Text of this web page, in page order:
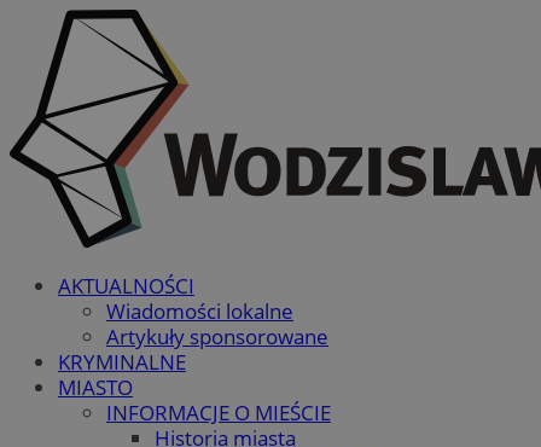
AKTUALNOŚCI
Wiadomości lokalne
Artykuły sponsorowane
KRYMINALNE
MIASTO
INFORMACJE O MIEŚCIE
Historia miasta